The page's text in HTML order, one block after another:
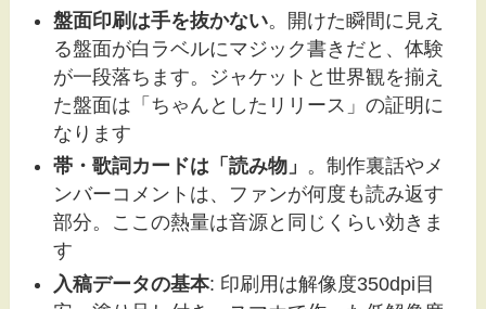
盤面印刷は手を抜かない。開けた瞬間に見え
る盤面が白ラベルにマジック書きだと、体験
が一段落ちます。ジャケットと世界観を揃え
た盤面は「ちゃんとしたリリース」の証明に
なります
帯・歌詞カードは「読み物」 。制作裏話やメ
ンバーコメントは、ファンが何度も読み返す
部分。ここの熱量は音源と同じくらい効きま
す
入稿データの基本: 印刷用は解像度350dpi目